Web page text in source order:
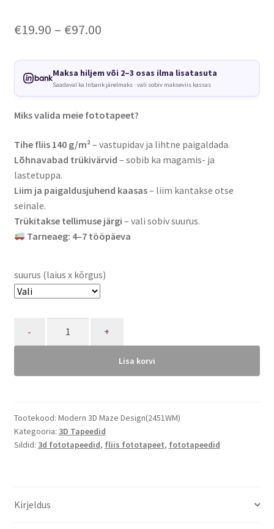
€19.90 – €97.00Price
€19.90
through
€97.00
Maksa hiljem või 2–3 osas ilma lisatasuta
Saadaval ka Inbank järelmaks · vali sobiv makseviis kassas
Miks valida meie fototapeet?
Tihe fliis 140 g/m²– vastupidav ja lihtne paigaldada.
Lõhnavabad trükivärvid – sobib ka magamis- ja
lastetuppa.
Liim ja paigaldusjuhend kaasas– liim kantakse otse
seinale.
Trükitakse tellimuse järgi – vali sobiv suurus.
Tarneaeg: 4–7 tööpäeva
suurus (laius x kõrgus)
Lisa korvi
Tootekood: Modern 3D Maze Design(2451WM)
Kategooria: 3D Tapeedid
Sildid: 3d fototapeedid, fliis fototapeet, fototapeedid
Kirjeldus